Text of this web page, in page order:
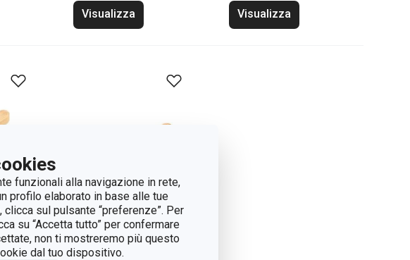
funzionali alla navigazione in rete,
profilo elaborato in base alle tue
sul pulsante “preferenze”. Per
su “Accetta tutto” per confermare
non ti mostreremo più questo
dal tuo dispositivo.
Visualizza Visualizza